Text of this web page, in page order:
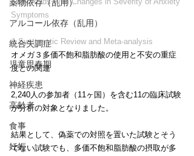
薬物依存（乱用）
アルコール依存（乱用）
統合失調症
児童思春期
神経疾患
高齢者
食事
妊娠
Symptoms
A Systematic Review and Meta-analysis
オメガ３多価不飽和脂肪酸の使用と不安の重症
度との関連
2,240人の参加者（11ヶ国）を含む11の臨床試験
が分析の対象となりました。
結果として、偽薬での対照を置いた試験とそう
でない試験でも、多価不飽和脂肪酸の摂取が多